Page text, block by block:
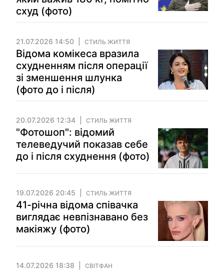
схуд (фото)
21.07.2026 14:50 СТИЛЬ ЖИТТЯ
Відома комікеса вразила
схудненням після операції
зі зменшення шлунка
(фото до і після)
20.07.2026 12:34 СТИЛЬ ЖИТТЯ
"Фотошоп": відомий
телеведучий показав себе
до і після схуднення (фото)
19.07.2026 20:45 СТИЛЬ ЖИТТЯ
41-річна відома співачка
виглядає невпізнавано без
макіяжу (фото)
14.07.2026 18:38 СВІТФАН